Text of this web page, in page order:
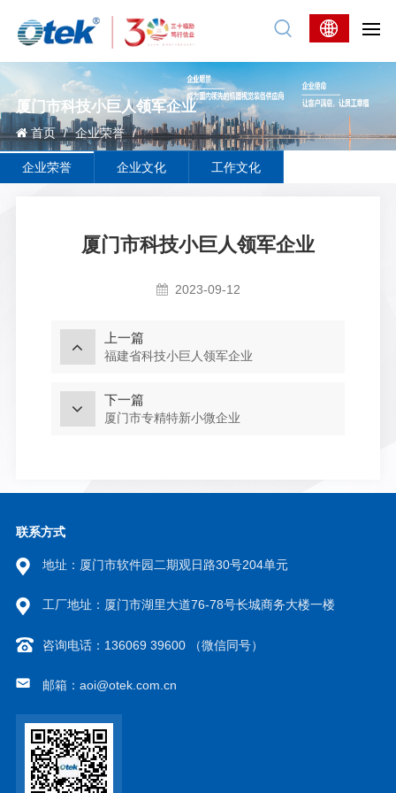
厦门市科技小巨人领军企业
首页 / 企业荣誉 /
企业荣誉 企业文化 工作文化
厦门市科技小巨人领军企业
2023-09-12
上一篇
福建省科技小巨人领军企业
下一篇
厦门市专精特新小微企业
联系方式
地址：厦门市软件园二期观日路30号204单元
工厂地址：厦门市湖里大道76-78号长城商务大楼一楼
咨询电话：136069 39600 （微信同号）
邮箱：aoi@otek.com.cn